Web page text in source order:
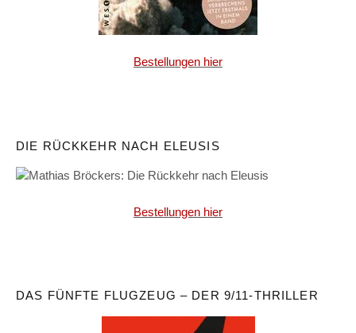
Bestellungen hier
DIE RÜCKKEHR NACH ELEUSIS
Bestellungen hier
DAS FÜNFTE FLUGZEUG – DER 9/11-THRILLER